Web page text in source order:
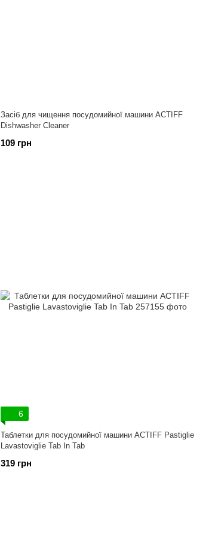
Засіб для чищення посудомийної машини ACTIFF
Dishwasher Cleaner
109 грн
6
Таблетки для посудомийної машини ACTIFF Pastiglie
Lavastoviglie Tab In Tab
319 грн